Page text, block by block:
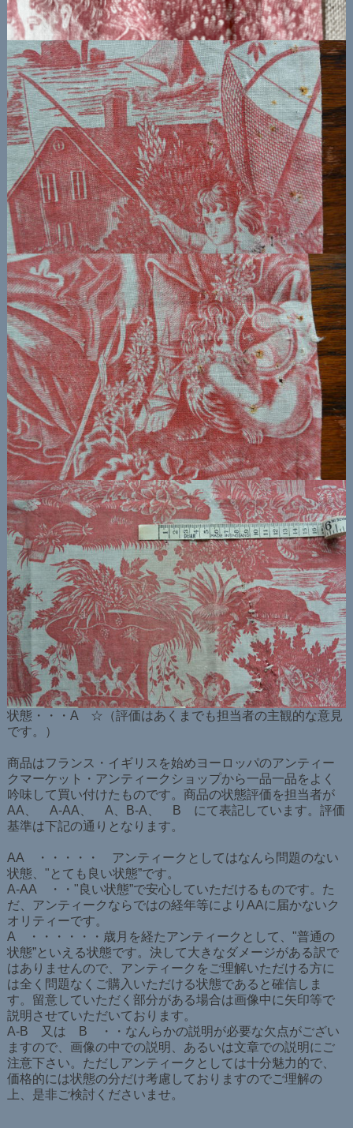
状態・・・A ☆（評価はあくまでも担当者の主観的な意見
です。）
商品はフランス・イギリスを始めヨーロッパのアンティー
クマーケット・アンティークショップから一品一品をよく
吟味して買い付けたものです。商品の状態評価を担当者が
AA、 A-AA、 A、B-A、 B にて表記しています。評価
基準は下記の通りとなります。
AA ・・・・・ アンティークとしてはなんら問題のない
状態、"とても良い状態”です。
A-AA ・・"良い状態”で安心していただけるものです。た
だ、アンティークならではの経年等によりAAに届かないク
オリティーです。
A ・・・・・・歳月を経たアンティークとして、"普通の
状態”といえる状態です。決して大きなダメージがある訳で
はありませんので、アンティークをご理解いただける方に
は全く問題なくご購入いただける状態であると確信しま
す。留意していただく部分がある場合は画像中に矢印等で
説明させていただいております。
A-B 又は B ・・なんらかの説明が必要な欠点がござい
ますので、画像の中での説明、あるいは文章での説明にご
注意下さい。ただしアンティークとしては十分魅力的で、
価格的には状態の分だけ考慮しておりますのでご理解の
上、是非ご検討くださいませ。